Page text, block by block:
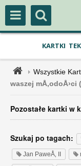
KARTKI
Wszystkie
waszej mÅ‚odoÅ›ci
Pozostałe kartki w
Szukaj po tagach:
Jan PaweÅ‚ II